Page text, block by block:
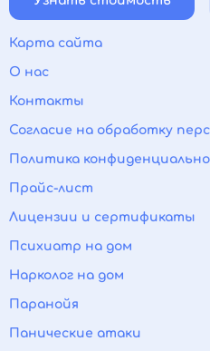
Карта сайта
О нас
Контакты
Согласие на обработку
Политика
Прайс-лист
Лицензии и сертификаты
Психиатр на дом
Нарколог на дом
Паранойя
Панические атаки